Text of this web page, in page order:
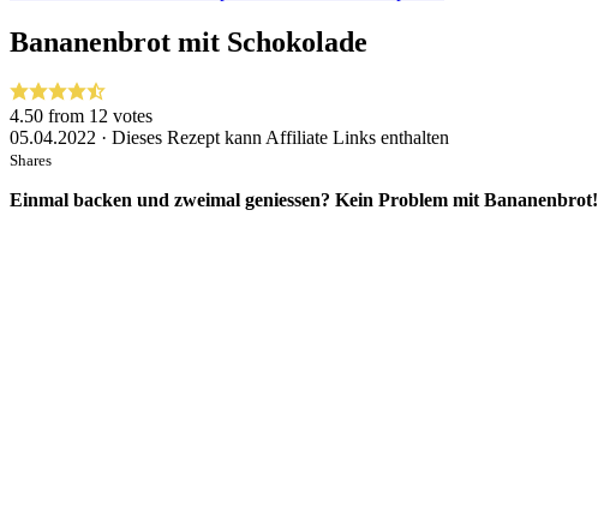
Bananenbrot mit Schokolade
4.50 from 12 votes
05.04.2022 · Dieses Rezept kann Affiliate Links enthalten
Shares
Einmal backen und zweimal geniessen? Kein Problem mit Bananenbrot!